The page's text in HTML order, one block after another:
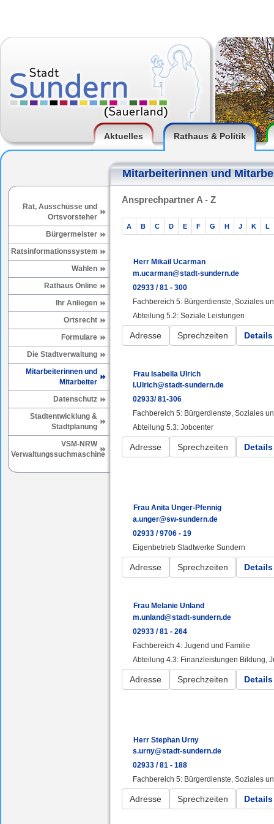
Aktuelles Rathaus & Politik
Mitarbeiterinnen und
Rat, Ausschüsse und
Ortsvorsteher
Bürgermeister
Ratsinformationssystem
Wahlen
Rathaus Online
Ihr Anliegen
Ortsrecht
Formulare
Die Stadtverwaltung
Mitarbeiterinnen und
Mitarbeiter
Datenschutz
Stadtentwicklung &
Stadtplanung
VSM-NRW
Verwaltungssuchmaschine
Ansprechpartner A - Z
A B C D E F G H J K L
Herr Mikail Ucarman
m.ucarman@stadt-sundern.de
02933 / 81 - 300
Fachbereich 5: Bürgerdienste, Soziales
Abteilung 5.2: Soziale Leistungen
Adresse Sprechzeiten Details
Frau Isabella Ulrich
I.Ulrich@stadt-sundern.de
02933/ 81-306
Fachbereich 5: Bürgerdienste, Soziales
Abteilung 5.3: Jobcenter
Adresse Sprechzeiten Details
Frau Anita Unger-Pfennig
a.unger@sw-sundern.de
02933 / 9706 - 19
Eigenbetrieb Stadtwerke Sundern
Adresse Sprechzeiten Details
Frau Melanie Unland
m.unland@stadt-sundern.de
02933 / 81 - 264
Fachbereich 4: Jugend und Familie
Abteilung 4.3: Finanzleistungen Bildung,
Adresse Sprechzeiten Details
Herr Stephan Urny
s.urny@stadt-sundern.de
02933 / 81 - 188
Fachbereich 5: Bürgerdienste, Soziales
Adresse Sprechzeiten Details